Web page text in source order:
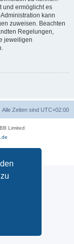
und ermöglicht es
kann
zuweisen. Beachten
Regelungen,
jeweiligen
Alle Zeiten sind UTC+02:00
Limited